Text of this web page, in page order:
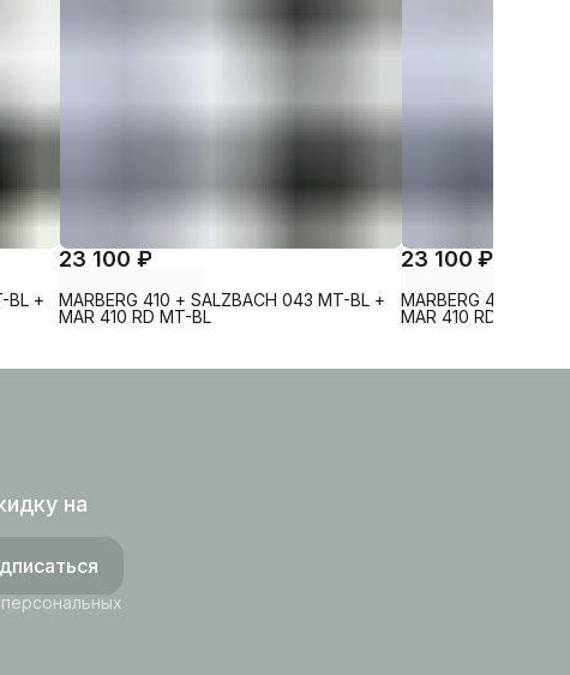
BL +
23 100 ₽
MARBERG 410 + SALZBACH 043 MT-BL +
MAR 410 RD MT-BL
23 100 ₽
MARBERG 410 +
MAR 410 RD GL-WT
на